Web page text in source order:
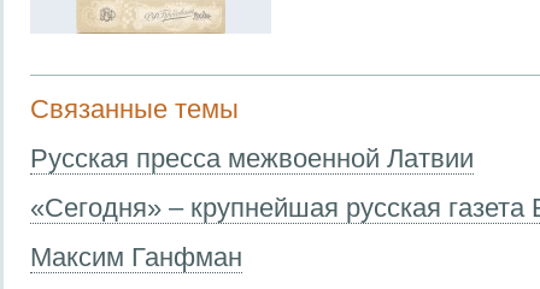
Связанные темы
Русская пресса межвоенной Латвии
«Сегодня» – крупнейшая русская газета
Максим Ганфман